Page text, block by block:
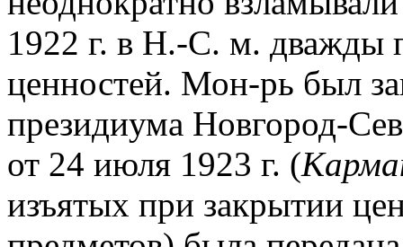
1922 г. в Н.-С. м. дважды
ценностей. Мон-рь был
президиума Новгород-
от 24 июля 1923 г. (
изъятых при закрытии